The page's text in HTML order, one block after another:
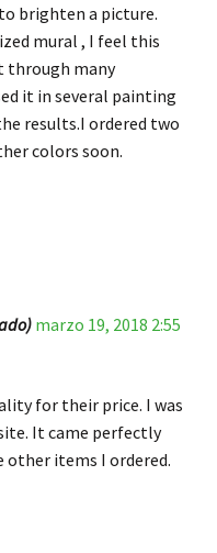
brighten a picture.
mural , I feel this
through many
it in several painting
results.I ordered two
colors soon.
marzo 19, 2018 2:55
for their price. I was
It came perfectly
other items I ordered.